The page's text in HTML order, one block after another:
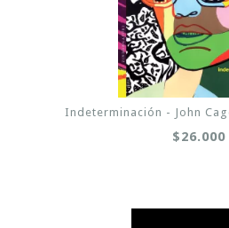
Indeterminación - John
$26.000